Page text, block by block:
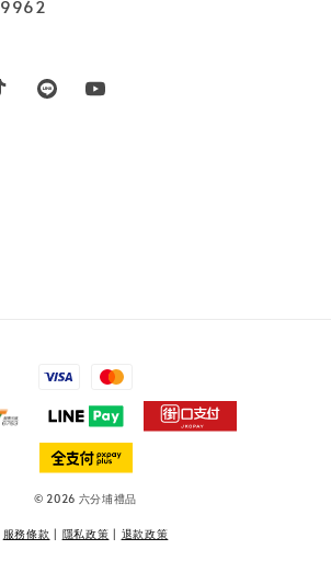
© 2026 六分埔禮品
服務條款 | 隱私政策 | 退款政策